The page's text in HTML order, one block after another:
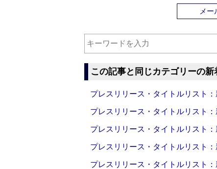
メー
この記事と同じカテゴリーの新
プレスリリース・タイトルリスト
プレスリリース・タイトルリスト
プレスリリース・タイトルリスト
プレスリリース・タイトルリスト
プレスリリース・タイトルリスト